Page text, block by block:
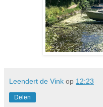
Leendert de Vink op 12:23
Delen